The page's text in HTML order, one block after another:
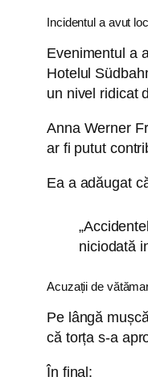
Incidentul a avut
Evenimentul a
Hotelul
un nivel ridicat
Anna Werner
ar fi putut
Ea a adăugat
niciodată
Acuzații de
Pe lângă
că torța s-a
În final: